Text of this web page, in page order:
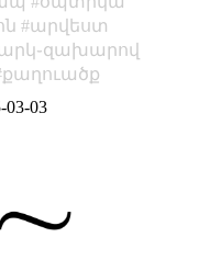
արվեստ
քաղուածք
03-03